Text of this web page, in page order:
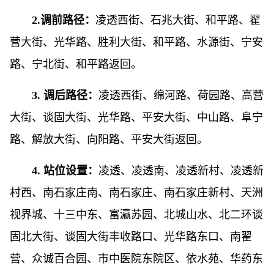
2.调前路径： 凌透西街、石兆大街、和平路、翟
营大街、光华路、胜利大街、和平路、水源街、宁安
路、宁北街、和平路返回。
3. 调后路径： 凌透西街、绵河路、荷园路、高营
大街、谈固大街、光华路、平安大街、中山路、阜宁
路、解放大街、向阳路、平安大街返回。
4. 站位设置： 凌透、凌透南、凌透新村、凌透新
村西、南石家庄南、南石家庄、南石家庄新村、天洲
视界城、十三中东、富瀛苏园、北城山水、北二环谈
固北大街、谈固大街丰收路口、光华路东口、南翟
营、众诚百合园、市中医院东院区、依水苑、华药东